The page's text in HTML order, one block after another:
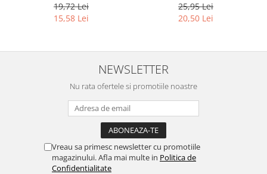
19,72 Lei
15,58 Lei
25,95 Lei
20,50 Lei
NEWSLETTER
Nu rata ofertele si promotiile noastre
Vreau sa primesc newsletter cu promotiile
magazinului. Afla mai multe in Politica de
Confidentialitate